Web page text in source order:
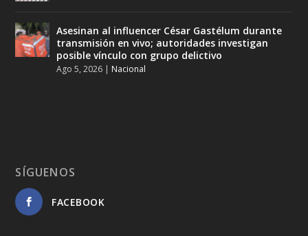
Asesinan al influencer César Gastélum durante
transmisión en vivo; autoridades investigan
posible vínculo con grupo delictivo
Ago 5, 2026 | Nacional
SÍGUENOS
FACEBOOK